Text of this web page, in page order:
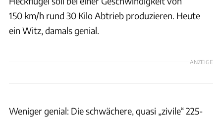
150 km/h rund 30 Kilo Abtrieb produzieren. Heute
ein Witz, damals genial.
ANZEIGE
Weniger genial: Die schwächere, quasi „zivile“ 225-